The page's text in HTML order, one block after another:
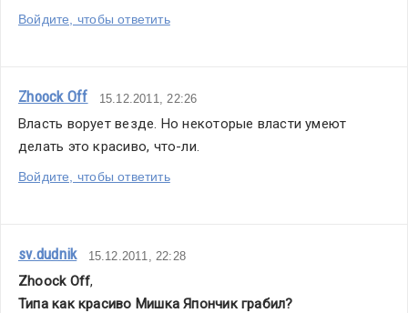
в
С.Ваганов.
На сегодняшний
день
в районе
90%
Войдите, чтобы ответить
Zhoock Off 15.12.2011, 22:26
Власть ворует везде. Но некоторые власти умеют
делать это красиво, что-ли.
Войдите, чтобы ответить
sv.dudnik 15.12.2011, 22:28
Zhoock Off,
Типа как красиво Мишка Япончик грабил?